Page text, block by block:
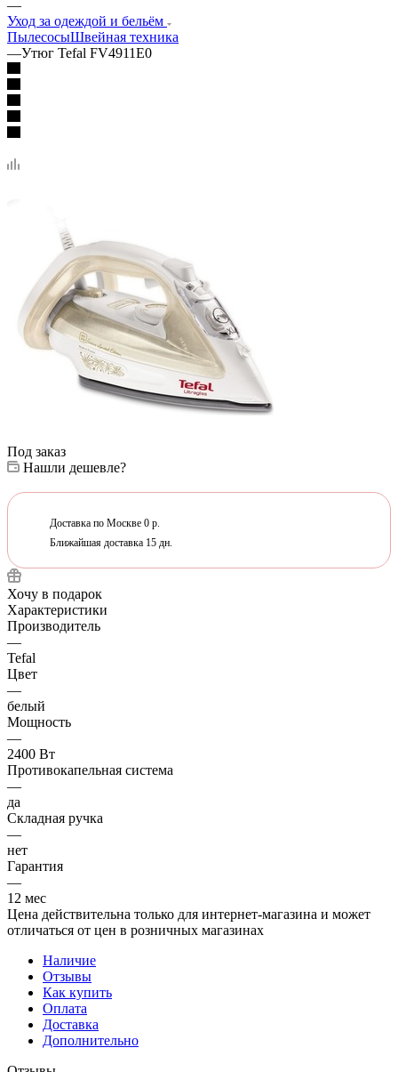
—
Уход за одеждой и бельём
ПылесосыШвейная техника
—Утюг Tefal FV4911E0
Под заказ
Нашли дешевле?
Доставка по Москве 0 р.
Ближайшая доставка 15 дн.
Хочу в подарок
Характеристики
Производитель
—
Tefal
Цвет
—
белый
Мощность
—
2400 Вт
Противокапельная система
—
да
Складная ручка
—
нет
Гарантия
—
12 мес
Цена действительна только для интернет-магазина и может
отличаться от цен в розничных магазинах
Наличие
Отзывы
Как купить
Оплата
Доставка
Дополнительно